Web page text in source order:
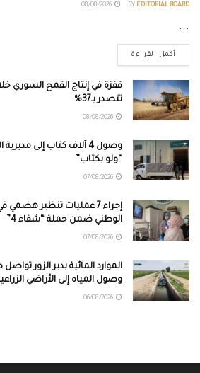
BY EDITORIAL BOARD
...
أكمل القراءة
تتصدر بـ37%
وصول 4 آلاف كتاب إلى
“ولو بكتاب”
إجراء 7 عمليات تنظير
الوطني ضمن حملة “شفاء 4”
الموارد المائية بدير الزور
وصول المياه إلى الأراضي